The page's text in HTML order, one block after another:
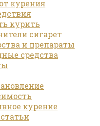
курить
сигарет
и препараты
средства
курение